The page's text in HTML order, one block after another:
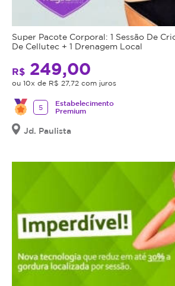
Super Pacote Corporal: 1 Sessão De
De Cellutec + 1 Drenagem Local
R$ 249,00
ou 10x de R$ 27,72 com juros
5
Estabelecimento
Premium
Jd. Paulista